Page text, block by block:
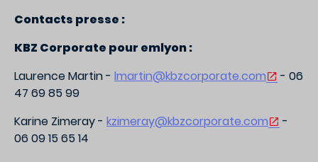
Contacts presse :
KBZ Corporate pour emlyon :
Laurence Martin - lmartin@kbzcorporate.com
- 06
47 69 85 99
Karine Zimeray - kzimeray@kbzcorporate.com
-
06 09 15 65 14